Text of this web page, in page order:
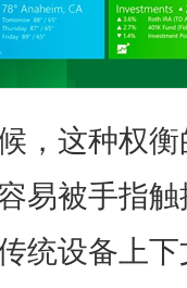
，这种权
易被手指
统设备上